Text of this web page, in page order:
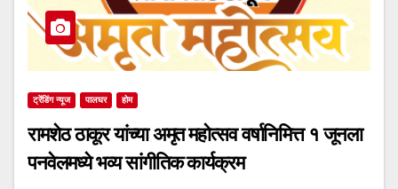
ट्रेंडिंग न्यूज पालघर होम
रामशेठ ठाकूर यांच्या अमृत महोत्सव वर्षानिमित्त १ जूनला
पनवेलमध्ये भव्य सांगीतिक कार्यक्रम